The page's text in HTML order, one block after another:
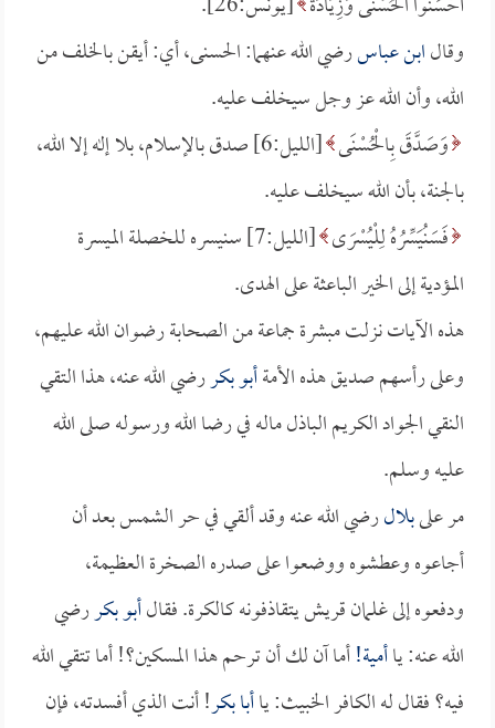
وقالابن عباسرضي الله عنهما: الحسنى، أي: أيقن بالخلف من
الله، وأن الله عز وجل سيخلف عليه.
وَصَدَّقَ بِالْحُسْنَى
[الليل:6] صدق بالإسلام، بلا إله إلا الله،
بالجنة، بأن الله سيخلف عليه.
فَسَنُيَسِّرُهُ لِلْيُسْرَى
[الليل:7] سنيسره للخصلة الميسرة
المؤدية إلى الخير الباعثة على الهدى.
هذه الآيات نزلت مبشرة جماعة من الصحابة رضوان الله عليهم،
وعلى رأسهم صديق هذه الأمةأبو بكررضي الله عنه، هذا التقي
النقي الجواد الكريم الباذل ماله في رضا الله ورسوله صلى الله
عليه وسلم.
مر علىبلالرضي الله عنه وقد ألقي في حر الشمس بعد أن
أجاعوه وعطشوه ووضعوا على صدره الصخرة العظيمة،
ودفعوه إلى غلمان قريش يتقاذفونه كالكرة. فقالأبو بكررضي
الله عنه: ياأمية!أما آن لك أن ترحم هذا المسكين؟! أما تتقي الله
فيه؟ فقال له الكافر الخبيث: ياأبا بكر! أنت الذي أفسدته، فإن